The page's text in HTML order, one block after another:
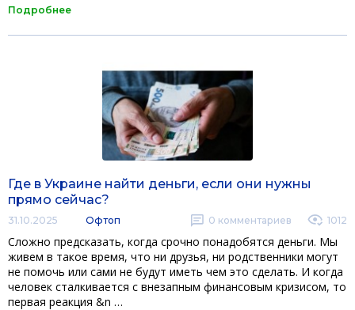
Подробнее
Где в Украине найти деньги, если они нужны
прямо сейчас?
31.10.2025 Офтоп 0 комментариев 1012
Сложно предсказать, когда срочно понадобятся деньги. Мы
живем в такое время, что ни друзья, ни родственники могут
не помочь или сами не будут иметь чем это сделать. И когда
человек сталкивается с внезапным финансовым кризисом, то
первая реакция &n …